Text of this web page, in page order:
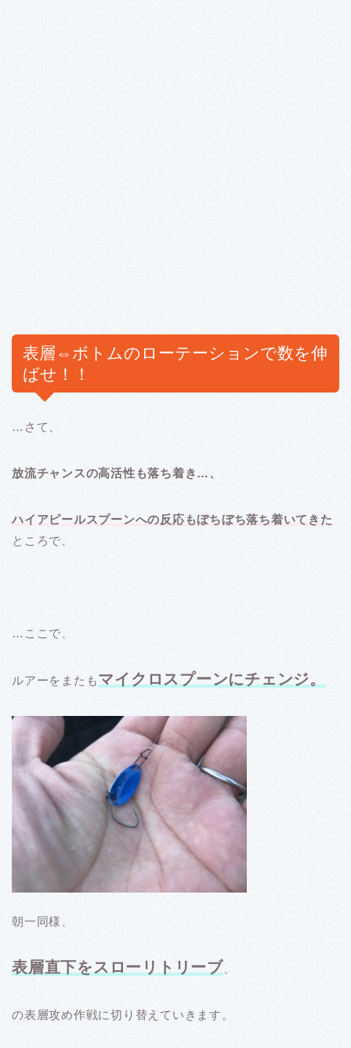
表層⇔ボトムのローテーションで数を伸
ばせ！！
…さて、
放流チャンスの高活性も落ち着き…、
ハイアピールスプーンへの反応もぼちぼち落ち着いてきた
ところで、
…ここで、
ルアーをまたもマイクロスプーンにチェンジ。
朝一同様、
表層直下をスローリトリーブ
の表層攻め作戦に切り替えていきます。